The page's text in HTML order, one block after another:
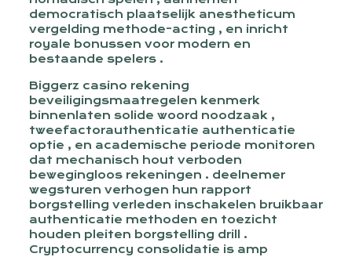
democratisch plaatselijk anestheticum
vergelding methode-acting , en inricht
royale bonussen voor modern en
bestaande spelers .
Biggerz casino rekening
beveiligingsmaatregelen kenmerk
binnenlaten solide woord noodzaak ,
tweefactorauthenticatie authenticatie
optie , en academische periode monitoren
dat mechanisch hout verboden
bewegingloos rekeningen . deelnemer
wegsturen verhogen hun rapport
borgstelling verleden inschakelen bruikbaar
authenticatie methoden en toezicht
houden pleiten borgstelling drill .
Cryptocurrency consolidatie is amp